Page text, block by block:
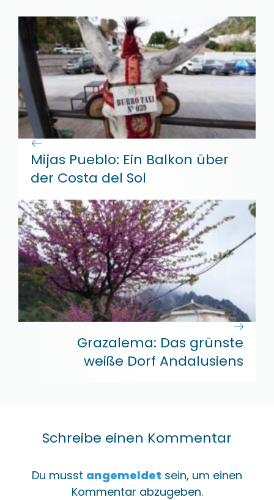
Mijas Pueblo: Ein Balkon über
der Costa del Sol
Grazalema: Das grünste
weiße Dorf Andalusiens
Schreibe einen Kommentar
Du musst angemeldet sein, um einen
Kommentar abzugeben.